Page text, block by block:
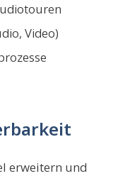
Video)
erweitern und